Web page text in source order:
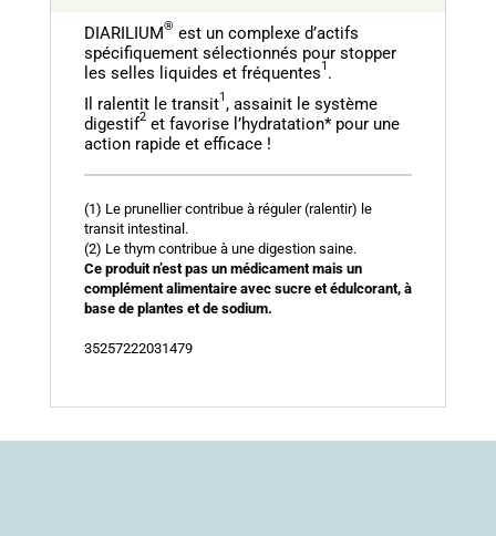
DIARILIUM® est un complexe d’actifs
spécifiquement sélectionnés pour stopper
les selles liquides et fréquentes1 .
Il ralentit le transit1, assainit le système
digestif2et favorise l’hydratation* pour une
action rapide et efficace !
(1) Le prunellier contribue à réguler (ralentir) le
transit intestinal.
(2) Le thym contribue à une digestion saine.
Ce produit n’est pas un médicament mais un
complément alimentaire avec sucre et édulcorant, à
base de plantes et de sodium.
35257222031479